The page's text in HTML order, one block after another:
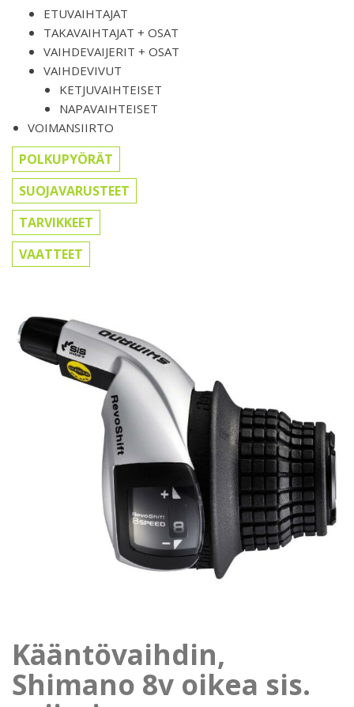
ETUVAIHTAJAT
TAKAVAIHTAJAT + OSAT
VAIHDEVAIJERIT + OSAT
VAIHDEVIVUT
KETJUVAIHTEISET
NAPAVAIHTEISET
VOIMANSIIRTO
POLKUPYÖRÄT
SUOJAVARUSTEET
TARVIKKEET
VAATTEET
Kääntövaihdin,
Shimano 8v oikea sis.